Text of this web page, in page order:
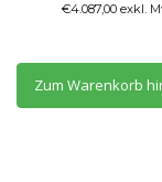
€4.087,00 exkl.
Zum Warenkorb